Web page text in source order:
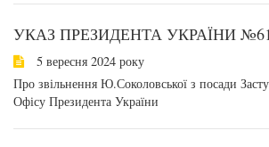
УКАЗ ПРЕЗИДЕНТА УКРАЇНИ
5 вересня 2024 року
Про звільнення Ю.Соколовської з посади
Офісу Президента України